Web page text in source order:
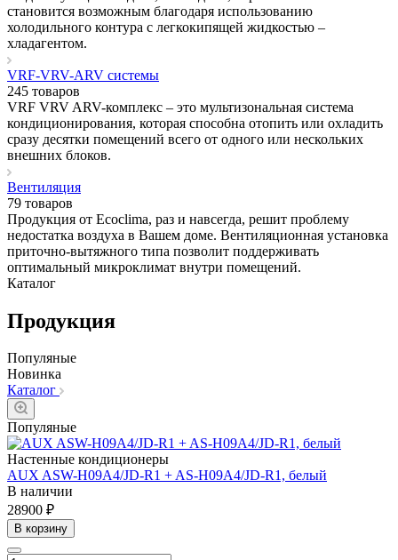
становится возможным благодаря использованию
холодильного контура с легкокипящей жидкостью –
хладагентом.
VRF-VRV-ARV системы
245 товаров
VRF VRV ARV-комплекс – это мультизональная система
кондиционирования, которая способна отопить или охладить
сразу десятки помещений всего от одного или нескольких
внешних блоков.
Вентиляция
79 товаров
Продукция от Ecoclima, раз и навсегда, решит проблему
недостатка воздуха в Вашем доме. Вентиляционная установка
приточно-вытяжного типа позволит поддерживать
оптимальный микроклимат внутри помещений.
Каталог
Продукция
Популяные
Новинка
Каталог
Популяные
Настенные кондиционеры
AUX ASW-H09A4/JD-R1 + AS-H09A4/JD-R1, белый
В наличии
28900 ₽
В корзину